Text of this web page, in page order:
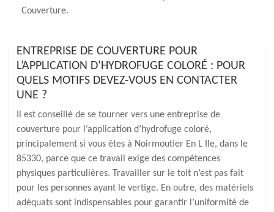
Couverture.
ENTREPRISE DE COUVERTURE POUR
L’APPLICATION D’HYDROFUGE COLORÉ : POUR
QUELS MOTIFS DEVEZ-VOUS EN CONTACTER
UNE ?
Il est conseillé de se tourner vers une entreprise de
couverture pour l’application d’hydrofuge coloré,
principalement si vous êtes à Noirmoutier En L Ile, dans le
85330, parce que ce travail exige des compétences
physiques particulières. Travailler sur le toit n’est pas fait
pour les personnes ayant le vertige. En outre, des matériels
adéquats sont indispensables pour garantir l’uniformité de